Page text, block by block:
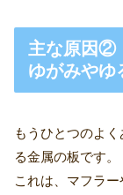
主な原因②
ゆがみやゆ
もうひとつのよ
る金属の板です。
これは、マフラ